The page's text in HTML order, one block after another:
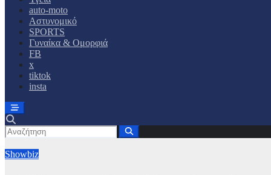
auto-moto
Αστυνομικό
SPORTS
Γυναίκα & Ομορφιά
FB
x
tiktok
insta
Showbiz